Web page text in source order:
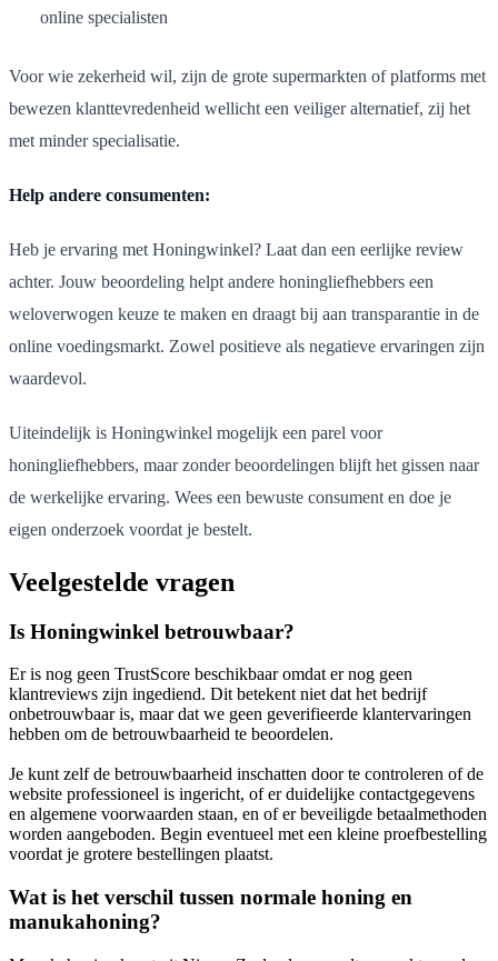
online specialisten
Voor wie zekerheid wil, zijn de grote supermarkten of platforms met
bewezen klanttevredenheid wellicht een veiliger alternatief, zij het
met minder specialisatie.
Help andere consumenten:
Heb je ervaring met Honingwinkel? Laat dan een eerlijke review
achter. Jouw beoordeling helpt andere honingliefhebbers een
weloverwogen keuze te maken en draagt bij aan transparantie in de
online voedingsmarkt. Zowel positieve als negatieve ervaringen zijn
waardevol.
Uiteindelijk is Honingwinkel mogelijk een parel voor
honingliefhebbers, maar zonder beoordelingen blijft het gissen naar
de werkelijke ervaring. Wees een bewuste consument en doe je
eigen onderzoek voordat je bestelt.
Veelgestelde vragen
Is Honingwinkel betrouwbaar?
Er is nog geen TrustScore beschikbaar omdat er nog geen
klantreviews zijn ingediend. Dit betekent niet dat het bedrijf
onbetrouwbaar is, maar dat we geen geverifieerde klantervaringen
hebben om de betrouwbaarheid te beoordelen.
Je kunt zelf de betrouwbaarheid inschatten door te controleren of de
website professioneel is ingericht, of er duidelijke contactgegevens
en algemene voorwaarden staan, en of er beveiligde betaalmethoden
worden aangeboden. Begin eventueel met een kleine proefbestelling
voordat je grotere bestellingen plaatst.
Wat is het verschil tussen normale honing en
manukahoning?